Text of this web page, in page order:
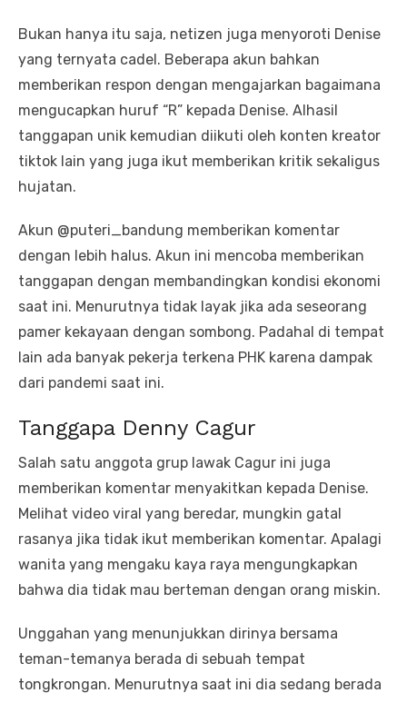
Bukan hanya itu saja, netizen juga menyoroti Denise
yang ternyata cadel. Beberapa akun bahkan
memberikan respon dengan mengajarkan bagaimana
mengucapkan huruf “R” kepada Denise. Alhasil
tanggapan unik kemudian diikuti oleh konten kreator
tiktok lain yang juga ikut memberikan kritik sekaligus
hujatan.
Akun @puteri_bandung memberikan komentar
dengan lebih halus. Akun ini mencoba memberikan
tanggapan dengan membandingkan kondisi ekonomi
saat ini. Menurutnya tidak layak jika ada seseorang
pamer kekayaan dengan sombong. Padahal di tempat
lain ada banyak pekerja terkena PHK karena dampak
dari pandemi saat ini.
Tanggapa Denny Cagur
Salah satu anggota grup lawak Cagur ini juga
memberikan komentar menyakitkan kepada Denise.
Melihat video viral yang beredar, mungkin gatal
rasanya jika tidak ikut memberikan komentar. Apalagi
wanita yang mengaku kaya raya mengungkapkan
bahwa dia tidak mau berteman dengan orang miskin.
Unggahan yang menunjukkan dirinya bersama
teman-temanya berada di sebuah tempat
tongkrongan. Menurutnya saat ini dia sedang berada